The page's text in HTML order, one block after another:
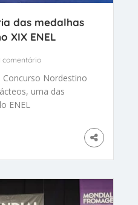
das medalhas
XIX ENEL
comentário
Nordestino
uma das
ENEL